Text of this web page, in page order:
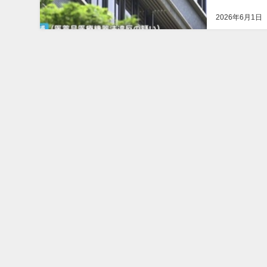
2026年6月1日